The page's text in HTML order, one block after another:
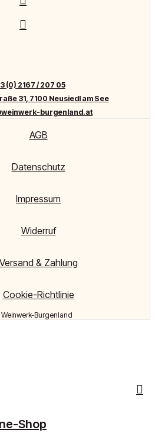
(0) 2167 / 207 05
31, 7100 Neusiedl am See
burgenland.at
Burgenland
AGB
Datenschutz
Impressum
Widerruf
Versand & Zahlung
Cookie-Richtlinie
Shop